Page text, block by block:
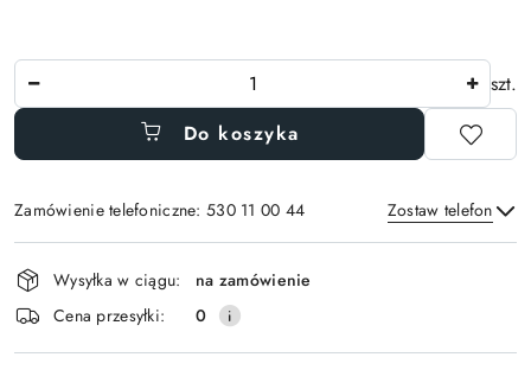
szt.
Do koszyka
Zamówienie telefoniczne: 530 11 00 44 Zostaw telefon
Wyślij
Dostępność
i
dostawa
Wysyłka w ciągu:
na zamówienie
Cena przesyłki:
0